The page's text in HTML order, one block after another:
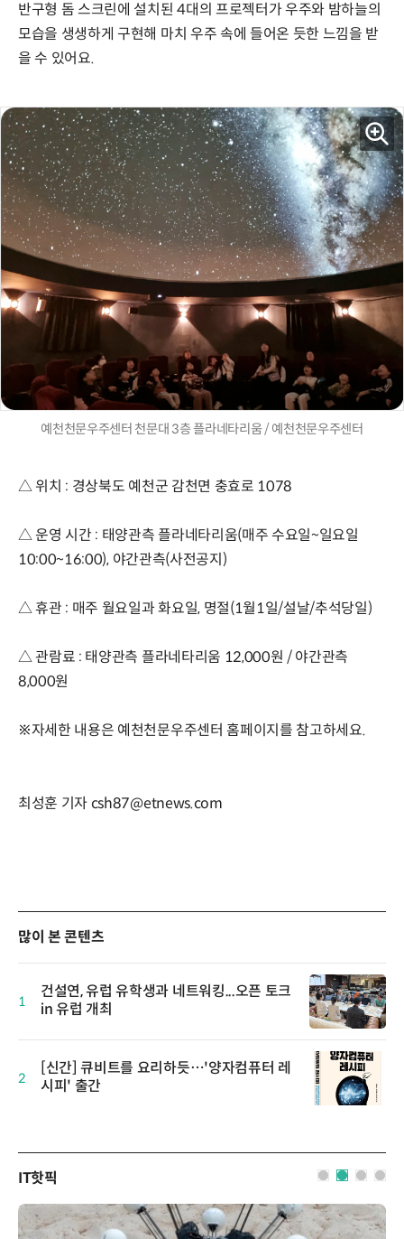
반구형 돔 스크린에 설치된 4대의 프로젝터가 우주와 밤하늘의
모습을 생생하게 구현해 마치 우주 속에 들어온 듯한 느낌을 받
을 수 있어요.
예천천문우주센터 천문대 3층 플라네타리움 / 예천천문우주센터
△ 위치 : 경상북도 예천군 감천면 충효로 1078
△ 운영 시간 : 태양관측 플라네타리움(매주 수요일~일요일
10:00~16:00), 야간관측(사전공지)
△ 휴관 : 매주 월요일과 화요일, 명절(1월1일/설날/추석당일)
△ 관람료 : 태양관측 플라네타리움 12,000원 / 야간관측
8,000원
※자세한 내용은 예천천문우주센터 홈페이지를 참고하세요.
최성훈 기자 csh87@etnews.com
많이 본 콘텐츠
1
건설연, 유럽 유학생과 네트워킹...오픈 토크
in 유럽 개최
2
[신간] 큐비트를 요리하듯…'양자컴퓨터 레
시피' 출간
IT핫픽